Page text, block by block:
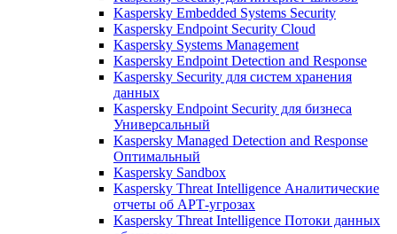
Kaspersky Embedded Systems Security
Kaspersky Endpoint Security Cloud
Kaspersky Systems Management
Kaspersky Endpoint Detection and Response
Kaspersky Security для систем хранения
данных
Kaspersky Endpoint Security для бизнеса
Универсальный
Kaspersky Managed Detection and Response
Оптимальный
Kaspersky Sandbox
Kaspersky Threat Intelligence Аналитические
отчеты об АРТ-угрозах
Kaspersky Threat Intelligence Потоки данных